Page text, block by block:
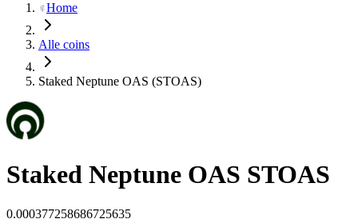
Home
Alle coins
Staked Neptune OAS (STOAS)
Staked Neptune OAS STOAS
0.000377258686725635